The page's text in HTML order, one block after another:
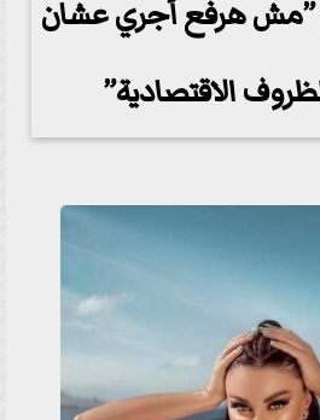
”مش هرفع أجري عشان
الاقتصادية”